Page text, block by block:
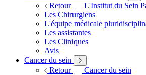
Retour
L'Institut du Sein
Les Chirurgiens
L'équipe médicale
Les assistantes
Les Cliniques
Avis
Cancer du sein
Retour
Cancer du sein